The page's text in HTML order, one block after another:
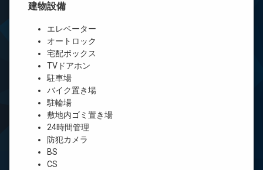
建物設備
エレベーター
オートロック
宅配ボックス
TVドアホン
駐車場
バイク置き場
駐輪場
敷地内ゴミ置き場
24時間管理
防犯カメラ
BS
CS